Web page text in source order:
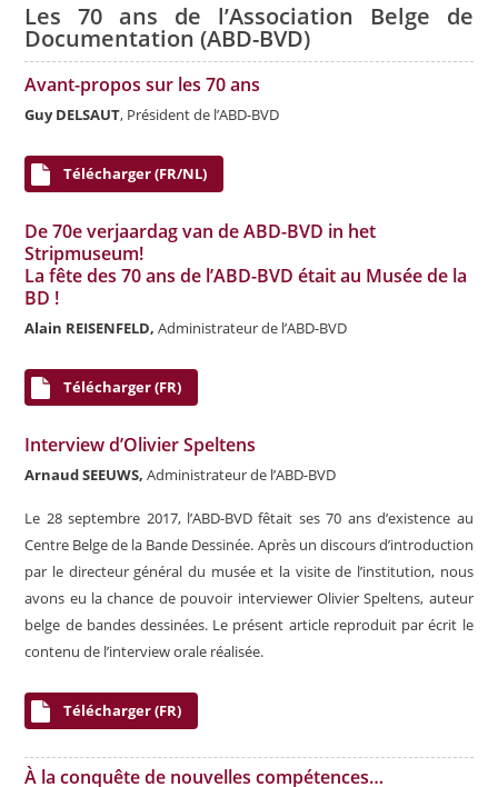
Les 70 ans de l’Association Belge de
Documentation (ABD-BVD)
Avant-propos sur les 70 ans
Guy DELSAUT, Président de l’ABD-BVD
Télécharger (FR/NL)
De 70e verjaardag van de ABD-BVD in het
Stripmuseum!
La fête des 70 ans de l’ABD-BVD était au Musée de la
BD !
Alain REISENFELD,Administrateur de l’ABD-BVD
Télécharger (FR)
Interview d’Olivier Speltens
Arnaud SEEUWS,Administrateur de l’ABD-BVD
Le 28 septembre 2017, l’ABD-BVD fêtait ses 70 ans d’existence au
Centre Belge de la Bande Dessinée. Après un discours d’introduction
par le directeur général du musée et la visite de l’institution, nous
avons eu la chance de pouvoir interviewer Olivier Speltens, auteur
belge de bandes dessinées. Le présent article reproduit par écrit le
contenu de l’interview orale réalisée.
Télécharger (FR)
À la conquête de nouvelles compétences…